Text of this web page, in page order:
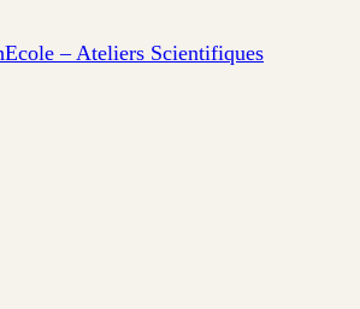
– Ateliers Scientifiques